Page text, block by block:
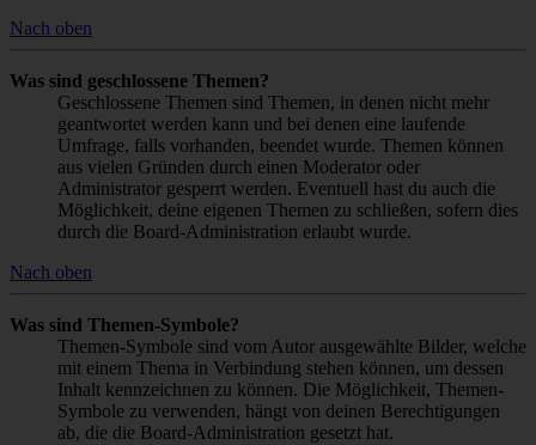
Nach oben
Was sind geschlossene Themen?
Geschlossene Themen sind Themen, in denen nicht mehr
geantwortet werden kann und bei denen eine laufende
Umfrage, falls vorhanden, beendet wurde. Themen können
aus vielen Gründen durch einen Moderator oder
Administrator gesperrt werden. Eventuell hast du auch die
Möglichkeit, deine eigenen Themen zu schließen, sofern dies
durch die Board-Administration erlaubt wurde.
Nach oben
Was sind Themen-Symbole?
Themen-Symbole sind vom Autor ausgewählte Bilder, welche
mit einem Thema in Verbindung stehen können, um dessen
Inhalt kennzeichnen zu können. Die Möglichkeit, Themen-
Symbole zu verwenden, hängt von deinen Berechtigungen
ab, die die Board-Administration gesetzt hat.